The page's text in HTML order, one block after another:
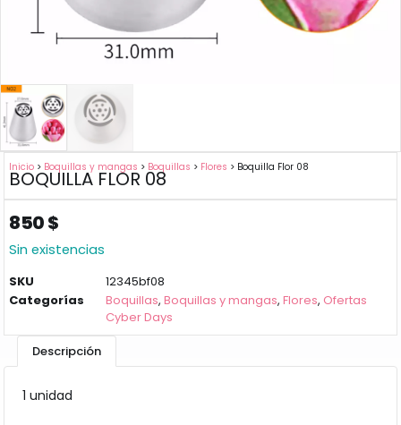
Inicio > Boquillas y mangas > Boquillas > Flores > Boquilla Flor 08
BOQUILLA FLOR 08
850$
Sin existencias
SKU
12345bf08
Categorías
Boquillas,Boquillas y mangas,Flores, Ofertas
Cyber Days
Descripción
1 unidad